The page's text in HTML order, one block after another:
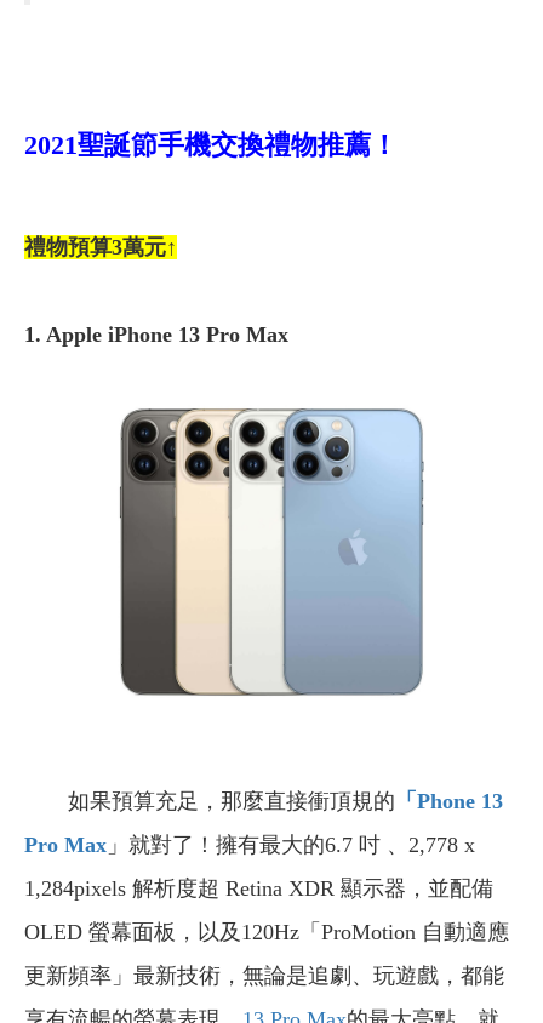
2021聖誕節手機交換禮物推薦！
禮物預算3萬元↑
1. Apple iPhone 13 Pro Max
如果預算充足，那麼直接衝頂規的 「Phone 13
Pro Max 」就對了！擁有最大的6.7 吋 、2,778 x
1,284pixels 解析度超 Retina XDR 顯示器，並配備
OLED 螢幕面板，以及120Hz「ProMotion 自動適應
更新頻率」最新技術，無論是追劇、玩遊戲，都能